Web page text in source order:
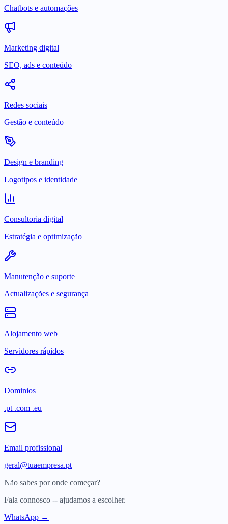
Chatbots e automações
Marketing digital
SEO, ads e conteúdo
Redes sociais
Gestão e conteúdo
Design e branding
Logotipos e identidade
Consultoria digital
Estratégia e optimização
Manutenção e suporte
Actualizações e segurança
Alojamento web
Servidores rápidos
Dominios
.pt .com .eu
Email profissional
geral@tuaempresa.pt
Não sabes por onde começar?
Fala connosco -- ajudamos a escolher.
WhatsApp →